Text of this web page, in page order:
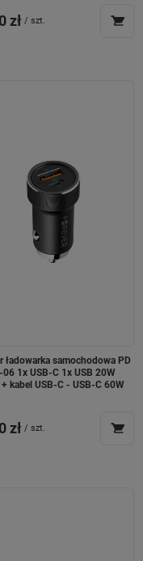
zł / szt.
ładowarka samochodowa PD
06 1x USB-C 1x USB 20W
kabel USB-C - USB-C 60W
zł / szt.